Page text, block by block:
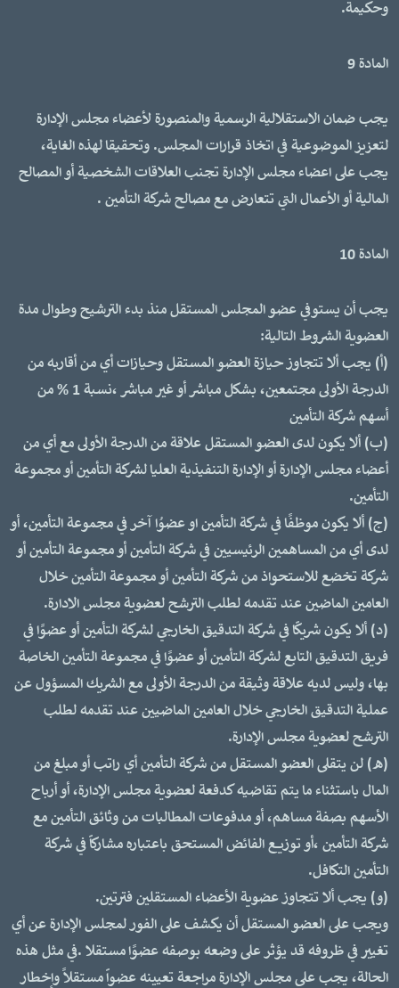
وحكيمة.
المادة 9
يجب ضمان الاستقلالية الرسمية والمنصورة لأعضاء مجلس الإدارة
لتعزيز الموضوعية في اتخاذ قرارات المجلس. وتحقيقا لهذه الغاية،
يجب على اعضاء مجلس الإدارة تجنب العلاقات الشخصية أو المصالح
المالية أو الأعمال التي تتعارض مع مصالح شركة التأمين .
المادة 10
يجب أن يستوفي عضو المجلس المستقل منذ بدء الترشيح وطوال مدة
العضوية الشروط التالية:
(أ) يجب ألا تتجاوز حيازة العضو المستقل وحيازات أي من أقاربه من
الدرجة الأولى مجتمعين، بشكل مباشر أو غير مباشر ،نسبة 1 % من
أسهم شركة التأمين
(ب) ألا يكون لدى العضو المستقل علاقة من الدرجة الأولى مع أي من
أعضاء مجلس الإدارة أو الإدارة التنفيذية العليا لشركة التأمين أو مجموعة
التأمين.
(ج) ألا يكون موظفًا في شركة التأمين او عضوُا آخر في مجموعة التأمين، أو
لدى أي من المساهمين الرئيسيين في شركة التأمين أو مجموعة التأمين أو
شركة تخضع للاستحواذ من شركة التأمين أو مجموعة التأمين خلال
العامين الماضين عند تقدمه لطلب الترشح لعضوية مجلس الادارة.
(د) ألا يكون شريكًا في شركة التدقيق الخارجي لشركة التأمين أو عضوًا في
فريق التدقيق التابع لشركة التأمين أو عضوًا في مجموعة التأمين الخاصة
بها، وليس لديه علاقة وثيقة من الدرجة الأولى مع الشريك المسؤول عن
عملية التدقيق الخارجي خلال العامين الماضيين عند تقدمه لطلب
الترشح لعضوية مجلس الإدارة.
(ه) لن يتقلى العضو المستقل من شركة التأمين أي راتب أو مبلغ من
المال باستثناء ما يتم تقاضيه كدفعة لعضوية مجلس الإدارة، أو أرباح
الأسهم بصفة مساهم، أو مدفوعات المطالبات من وثائق التأمين مع
شركة التأمين ،أو توزيع الفائض المستحق باعتباره مشاركاً في شركة
التأمين التكافل.
(و) يجب ألا تتجاوز عضوية الأعضاء المستقلين فترتين.
ويجب على العضو المستقل أن يكشف على الفور لمجلس الإدارة عن أي
تغيير في ظروفه قد يؤثر على وضعه بوصفه عضوًا مستقلا .في مثل هذه
الحالة، يجب على مجلس الإدارة مراجعة تعيينه عضواً مستقلاً وإخطار